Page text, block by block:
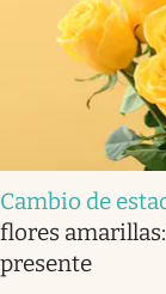
Cambio de
flores
presente